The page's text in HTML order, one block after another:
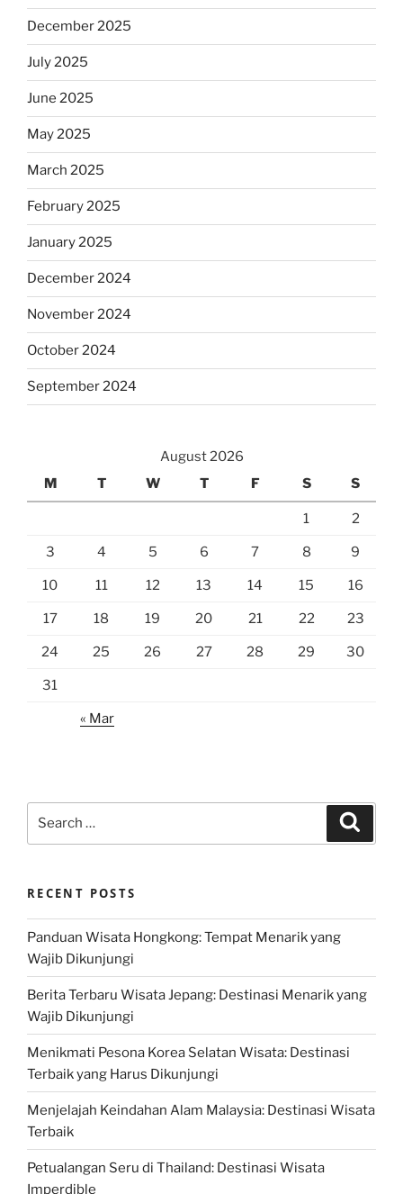
December 2025
July 2025
June 2025
May 2025
March 2025
February 2025
January 2025
December 2024
November 2024
October 2024
September 2024
August 2026
M
T W T F S S
1 2
3 4 5 6 7 8 9
10 11 12 13 14 15 16
17 18 19 20 21 22 23
24 25 26 27 28 29 30
31
« Mar
RECENT POSTS
Panduan Wisata Hongkong: Tempat Menarik yang
Wajib Dikunjungi
Berita Terbaru Wisata Jepang: Destinasi Menarik yang
Wajib Dikunjungi
Menikmati Pesona Korea Selatan Wisata: Destinasi
Terbaik yang Harus Dikunjungi
Menjelajah Keindahan Alam Malaysia: Destinasi Wisata
Terbaik
Petualangan Seru di Thailand: Destinasi Wisata
Imperdible